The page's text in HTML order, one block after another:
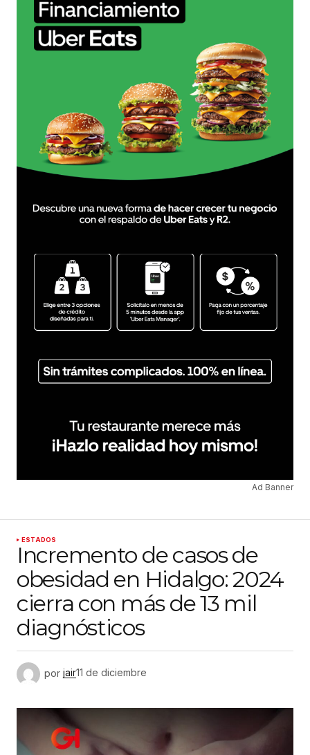
Ad Banner
ESTADOS
Incremento de casos de
obesidad en Hidalgo: 2024
cierra con más de 13 mil
diagnósticos
por jair11 de diciembre